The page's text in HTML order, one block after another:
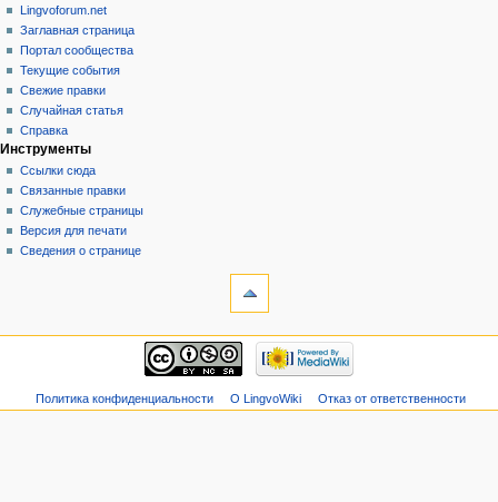
Lingvoforum.net
Заглавная страница
Портал сообщества
Текущие события
Свежие правки
Случайная статья
Справка
Инструменты
Ссылки сюда
Связанные правки
Служебные страницы
Версия для печати
Сведения о странице
Политика конфиденциальности О LingvoWiki Отказ от ответственности